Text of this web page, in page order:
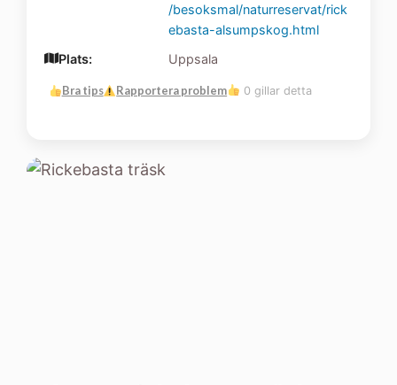
/besoksmal/naturreservat/rick
ebasta-alsumpskog.html
Plats:
Uppsala
Bra tips Rapportera problem 0 gillar detta